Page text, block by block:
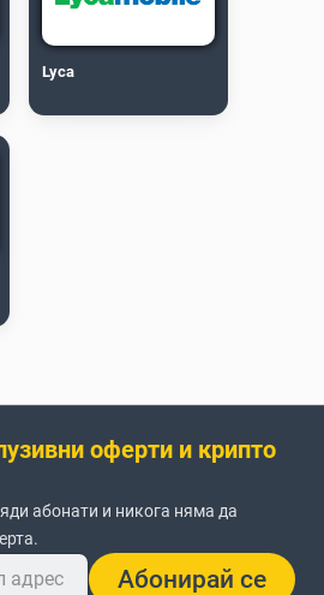
Lyca
оферти и крипто
абонати и никога няма да
Абонирай се